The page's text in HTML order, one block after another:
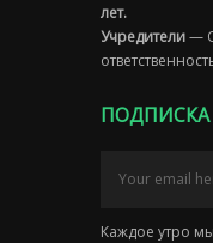
лет.
Учредители—
Каждое утро